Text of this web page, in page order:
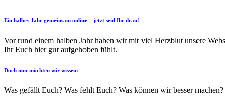
Ein halbes Jahr gemeinsam online – jetzt seid Ihr dran!
Vor rund einem halben Jahr haben wir mit viel Herzblut unsere
Ihr Euch hier gut aufgehoben fühlt.
Doch nun möchten wir wissen:
Was gefällt Euch? Was fehlt Euch? Was können wir besser machen?